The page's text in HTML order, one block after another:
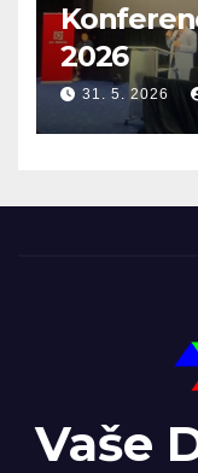
2026
31. 5. 2026
Vaše